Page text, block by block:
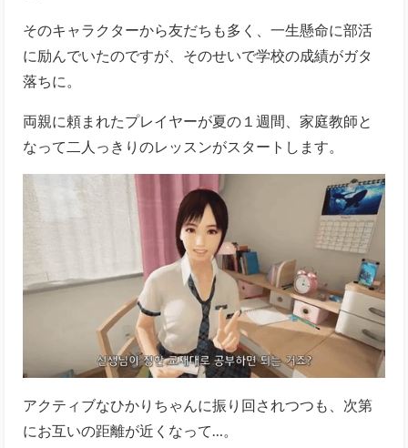
そのキャラクターから友だちも多く、一生懸命に部活
に励んでいたのですが、そのせいで学校の成績がガタ
落ちに。
両親に頼まれたプレイヤーが夏の１週間、家庭教師と
なって二人っきりのレッスンがスタートします。
アクティブなひかりちゃんに振り回されつつも、次第
にお互いの距離が近くなって…。